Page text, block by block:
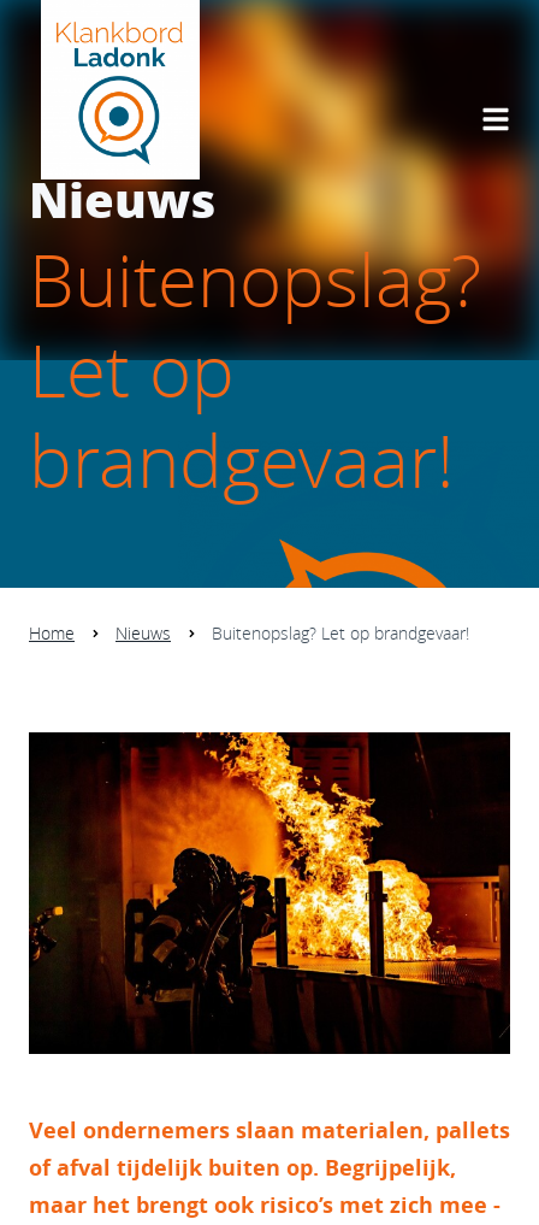
Nieuws
Buitenopslag?
Let op
brandgevaar!
Home Nieuws Buitenopslag? Let op brandgevaar!
Veel ondernemers slaan materialen, pallets
of afval tijdelijk buiten op. Begrijpelijk,
maar het brengt ook risico’s met zich mee -